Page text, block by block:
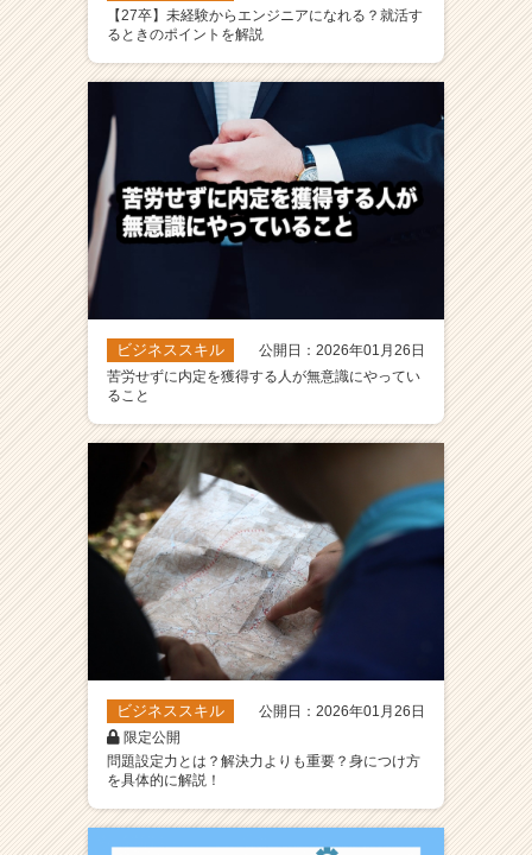
【27卒】未経験からエンジニアになれる？就活す
るときのポイントを解説
ビジネススキル
公開日：2026年01月26日
苦労せずに内定を獲得する人が無意識にやってい
ること
ビジネススキル
公開日：2026年01月26日
限定公開
問題設定力とは？解決力よりも重要？身につけ方
を具体的に解説！